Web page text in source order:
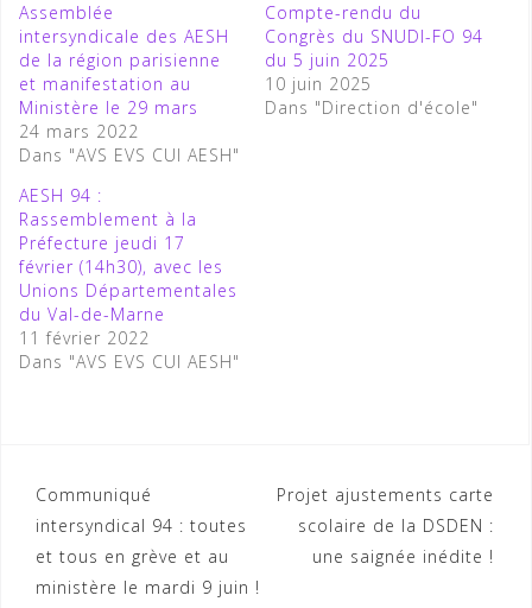
Assemblée
intersyndicale des AESH
de la région parisienne
et manifestation au
Ministère le 29 mars
24 mars 2022
Dans "AVS EVS CUI AESH"
Compte-rendu du
Congrès du SNUDI-FO 94
du 5 juin 2025
10 juin 2025
Dans "Direction d'école"
AESH 94 :
Rassemblement à la
Préfecture jeudi 17
février (14h30), avec les
Unions Départementales
du Val-de-Marne
11 février 2022
Dans "AVS EVS CUI AESH"
Navigation
de
l’article
Communiqué
intersyndical 94 : toutes
et tous en grève et au
ministère le mardi 9 juin !
Projet ajustements carte
scolaire de la DSDEN :
une saignée inédite !